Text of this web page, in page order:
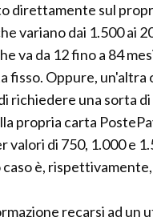
direttamente sul
variano dai 1.500 ai
va da 12 fino a 84
fisso. Oppure, un'altra
richiedere una sorta
propria carta
valori di 750, 1.000 e
è, rispettivamente,
recarsi ad un